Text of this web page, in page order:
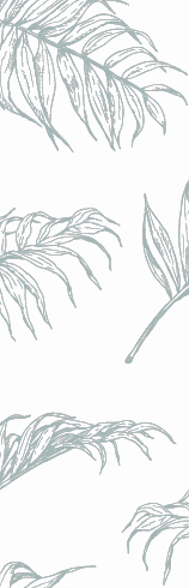
BRULO (UK) - King For A Day
BRULO (UK) - King For A Day
Achat immédiat